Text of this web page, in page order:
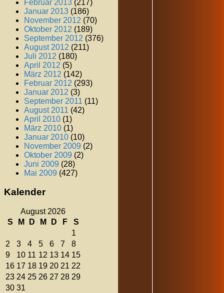
Februar 2013 (217)
Januar 2013 (186)
November 2012 (70)
Oktober 2012 (189)
September 2012 (376)
August 2012 (211)
Juli 2012 (180)
April 2012 (5)
März 2012 (142)
Februar 2012 (293)
Januar 2012 (3)
September 2011 (11)
August 2011 (42)
April 2010 (1)
März 2010 (1)
Januar 2010 (10)
November 2009 (2)
Oktober 2009 (2)
Juni 2009 (28)
Mai 2009 (427)
Kalender
August 2026
S
M D M D F
S
1
2
3 4 5 6 7
8
9
10 11 12 13 14 15
16 17 18 19 20 21 22
23 24 25 26 27 28 29
30 31